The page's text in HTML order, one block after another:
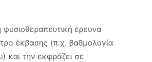
φυσιοθεραπευτική έρευνα
έκβασης (π.χ. βαθμολογία
και την εκφράζει σε